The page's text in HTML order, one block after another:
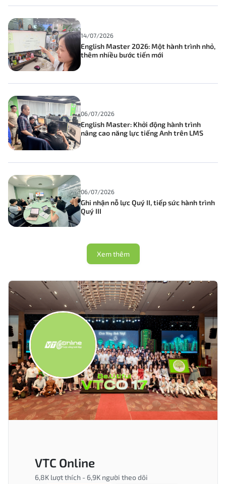
14/07/2026
English Master 2026: Một hành trình nhỏ,
thêm nhiều bước tiến mới
06/07/2026
English Master: Khởi động hành trình
nâng cao năng lực tiếng Anh trên LMS
06/07/2026
Ghi nhận nỗ lực Quý II, tiếp sức hành trình
Quý III
Xem thêm
VTC Online
6,8Klượt thích - 6,9K người theo dõi